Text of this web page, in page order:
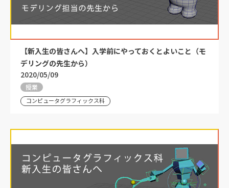
【新入生の皆さんへ】入学前にやっておくとよいこと（モ
デリングの先生から）
2020/05/09
授業
コンピュータグラフィックス科